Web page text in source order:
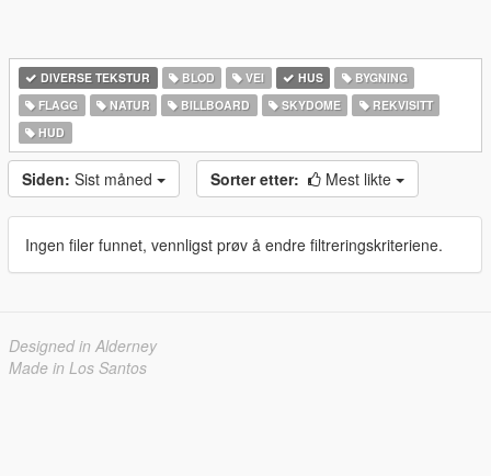
DIVERSE TEKSTUR BLOD VEI HUS
BYGNING
FLAGG
NATUR BILLBOARD SKYDOME
REKVISITT
HUD
Siden: Sist måned Sorter etter: Mest likte
Ingen filer funnet, vennligst prøv å endre filtreringskriteriene.
Designed in Alderney
Made in Los Santos